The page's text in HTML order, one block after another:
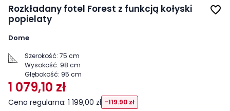
Rozkładany fotel Forest z funkcją kołyski
popielaty
favorite_border
Dome
Szerokość: 75 cm
Wysokość: 98 cm
Głębokość: 95 cm
1 079,10 zł
Cena regularna: 1 199,00 zł -119.90 zł